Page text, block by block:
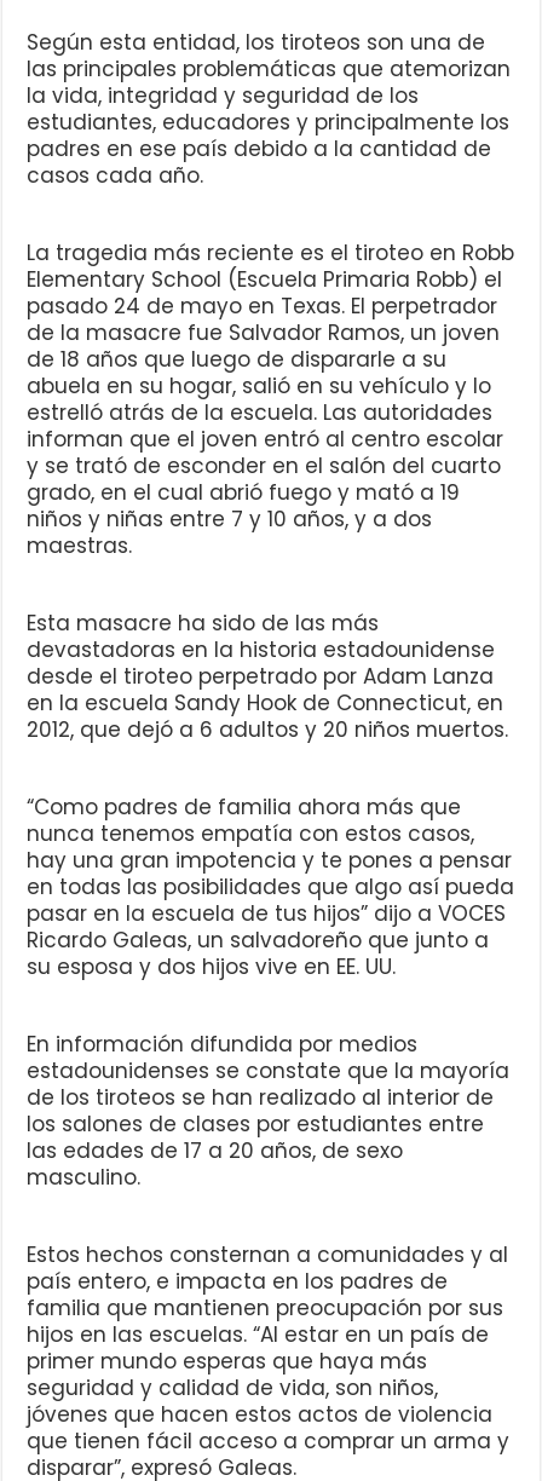
Según esta entidad, los tiroteos son una de
las principales problemáticas que atemorizan
la vida, integridad y seguridad de los
estudiantes, educadores y principalmente los
padres en ese país debido a la cantidad de
casos cada año.
La tragedia más reciente es el tiroteo en Robb
Elementary School (Escuela Primaria Robb) el
pasado 24 de mayo en Texas. El perpetrador
de la masacre fue Salvador Ramos, un joven
de 18 años que luego de dispararle a su
abuela en su hogar, salió en su vehículo y lo
estrelló atrás de la escuela. Las autoridades
informan que el joven entró al centro escolar
y se trató de esconder en el salón del cuarto
grado, en el cual abrió fuego y mató a 19
niños y niñas entre 7 y 10 años, y a dos
maestras.
Esta masacre ha sido de las más
devastadoras en la historia estadounidense
desde el tiroteo perpetrado por Adam Lanza
en la escuela Sandy Hook de Connecticut, en
2012, que dejó a 6 adultos y 20 niños muertos.
“Como padres de familia ahora más que
nunca tenemos empatía con estos casos,
hay una gran impotencia y te pones a pensar
en todas las posibilidades que algo así pueda
pasar en la escuela de tus hijos” dijo a VOCES
Ricardo Galeas, un salvadoreño que junto a
su esposa y dos hijos vive en EE. UU.
En información difundida por medios
estadounidenses se constate que la mayoría
de los tiroteos se han realizado al interior de
los salones de clases por estudiantes entre
las edades de 17 a 20 años, de sexo
masculino.
Estos hechos consternan a comunidades y al
país entero, e impacta en los padres de
familia que mantienen preocupación por sus
hijos en las escuelas. “Al estar en un país de
primer mundo esperas que haya más
seguridad y calidad de vida, son niños,
jóvenes que hacen estos actos de violencia
que tienen fácil acceso a comprar un arma y
disparar”, expresó Galeas.